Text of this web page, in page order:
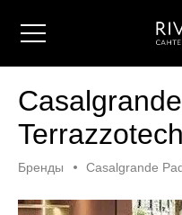
Terrazzotech
Бренды Casalgrande